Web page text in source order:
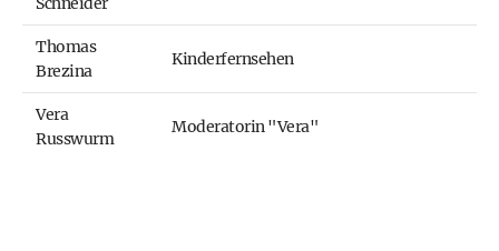
Thomas
Brezina
Kinderfernsehen
Vera
Russwurm
Moderatorin "Vera"